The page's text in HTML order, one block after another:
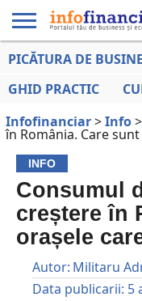
EDUCAȚIE
LA ZI
AFACERILOR
PICĂTURA DE
GHID PRACTIC
Infofinanciar>Info>
în România. Care
INFO
Consumul
creștere în
orașele
Autor: Militaru
Data publicarii: 5